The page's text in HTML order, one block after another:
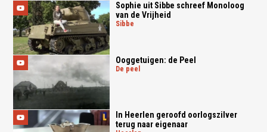
Sophie uit Sibbe schreef Monoloog
van de Vrijheid
sibbe
Ooggetuigen: de Peel
de peel
In Heerlen geroofd oorlogszilver
terug naar eigenaar